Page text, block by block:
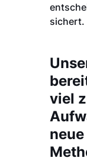
sichert.
viel